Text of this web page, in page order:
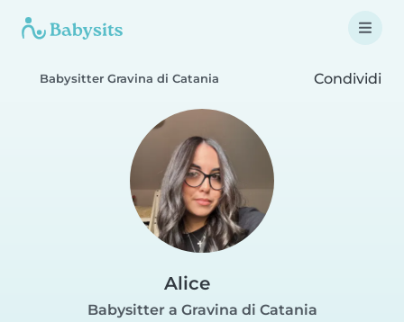
Babysitter Gravina di Catania Condividi
Alice
Babysitter a Gravina di Catania